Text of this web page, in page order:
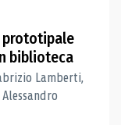
prototipale
biblioteca
Lamberti,